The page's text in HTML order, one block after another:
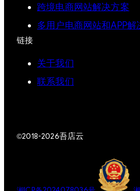
跨境电商网站解决方案
多用户电商网站和APP解
链接
关于我们
联系我们
©2018-2026吾店云